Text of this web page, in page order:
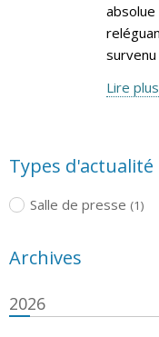
Lire plus
Types d'actualité
Salle de presse (1)
Archives
2026